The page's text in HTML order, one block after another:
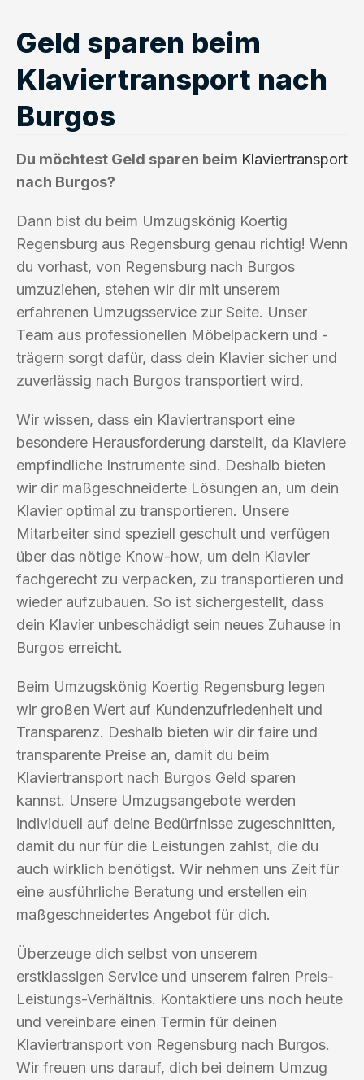
Geld sparen beim
Klaviertransport nach
Burgos
Du möchtest Geld sparen beim Klaviertransport
nach Burgos?
Dann bist du beim Umzugskönig Koertig
Regensburg aus Regensburg genau richtig! Wenn
du vorhast, von Regensburg nach Burgos
umzuziehen, stehen wir dir mit unserem
erfahrenen Umzugsservice zur Seite. Unser
Team aus professionellen Möbelpackern und -
trägern sorgt dafür, dass dein Klavier sicher und
zuverlässig nach Burgos transportiert wird.
Wir wissen, dass ein Klaviertransport eine
besondere Herausforderung darstellt, da Klaviere
empfindliche Instrumente sind. Deshalb bieten
wir dir maßgeschneiderte Lösungen an, um dein
Klavier optimal zu transportieren. Unsere
Mitarbeiter sind speziell geschult und verfügen
über das nötige Know-how, um dein Klavier
fachgerecht zu verpacken, zu transportieren und
wieder aufzubauen. So ist sichergestellt, dass
dein Klavier unbeschädigt sein neues Zuhause in
Burgos erreicht.
Beim Umzugskönig Koertig Regensburg legen
wir großen Wert auf Kundenzufriedenheit und
Transparenz. Deshalb bieten wir dir faire und
transparente Preise an, damit du beim
Klaviertransport nach Burgos Geld sparen
kannst. Unsere Umzugsangebote werden
individuell auf deine Bedürfnisse zugeschnitten,
damit du nur für die Leistungen zahlst, die du
auch wirklich benötigst. Wir nehmen uns Zeit für
eine ausführliche Beratung und erstellen ein
maßgeschneidertes Angebot für dich.
Überzeuge dich selbst von unserem
erstklassigen Service und unserem fairen Preis-
Leistungs-Verhältnis. Kontaktiere uns noch heute
und vereinbare einen Termin für deinen
Klaviertransport von Regensburg nach Burgos.
Wir freuen uns darauf, dich bei deinem Umzug